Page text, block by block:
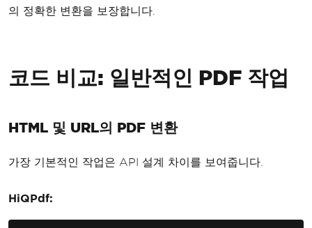
의 정확한 변환을 보장합니다.
코드 비교: 일반적인 PDF 작업
HTML 및 URL의 PDF 변환
가장 기본적인 작업은 API 설계 차이를 보여줍니다.
HiQPdf: